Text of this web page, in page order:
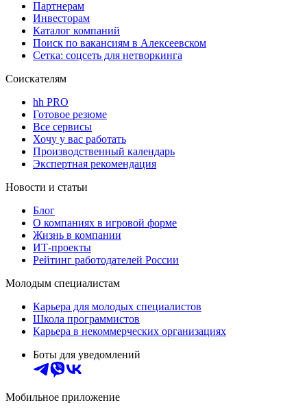
Партнерам
Инвесторам
Каталог компаний
Поиск по вакансиям в Алексеевском
Сетка: соцсеть для нетворкинга
Соискателям
hh PRO
Готовое резюме
Все сервисы
Хочу у вас работать
Производственный календарь
Экспертная рекомендация
Новости и статьи
Блог
О компаниях в игровой форме
Жизнь в компании
ИТ-проекты
Рейтинг работодателей России
Молодым специалистам
Карьера для молодых специалистов
Школа программистов
Карьера в некоммерческих организациях
Боты для уведомлений
Мобильное приложение